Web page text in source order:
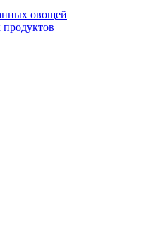
овощей